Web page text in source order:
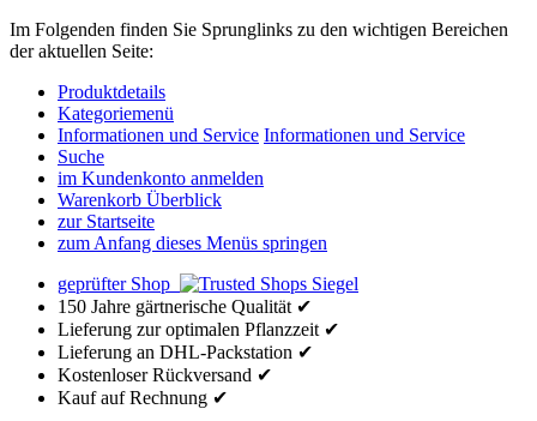
Im Folgenden finden Sie Sprunglinks zu den wichtigen Bereichen
der aktuellen Seite:
Produktdetails
Kategoriemenü
Informationen und Service Informationen und Service
Suche
im Kundenkonto anmelden
Warenkorb Überblick
zur Startseite
zum Anfang dieses Menüs springen
geprüfter Shop
150 Jahre gärtnerische Qualität ✔
Lieferung zur optimalen Pflanzzeit ✔
Lieferung an DHL-Packstation ✔
Kostenloser Rückversand ✔
Kauf auf Rechnung ✔